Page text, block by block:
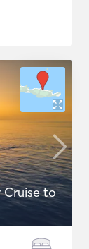
Cruise to